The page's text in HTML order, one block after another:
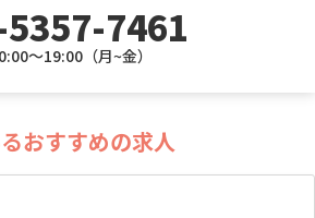
7461
～19:00（月~金）
おすすめの求人